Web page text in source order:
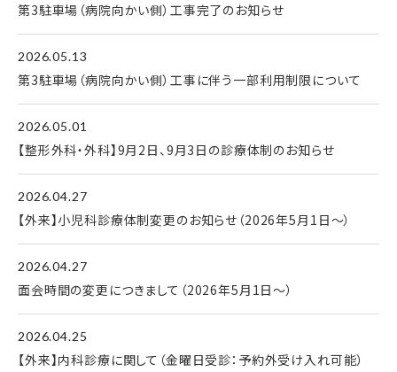
第3駐車場（病院向かい側）工事完了のお知らせ
2026.05.13
第3駐車場（病院向かい側）工事に伴う一部利用制限について
2026.05.01
【整形外科・外科】9月2日、9月3日の診療体制のお知らせ
2026.04.27
【外来】小児科診療体制変更のお知らせ（2026年5月1日～）
2026.04.27
面会時間の変更につきまして（2026年5月1日～）
2026.04.25
【外来】内科診療に関して（金曜日受診：予約外受け入れ可能）